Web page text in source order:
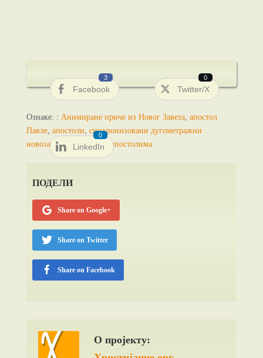
Facebook
3
Twitter/X
0
LinkedIn
0
Ознаке: : Анимиране приче из Новог Завета, апостол
Павле, апостоли синхронизовани дугометражни
новозаветни
, Цртани о апостолима
ПОДЕЛИ
Share on Google+
Share on Twitter
Share on Facebook
О пројекту: